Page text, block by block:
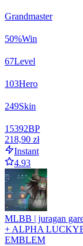
Grandmaster
50%Win
67Level
103Hero
249Skin
15392BP
218,90 zł
Instant
4.93
MLBB | juragan
+ ALPHA
EMBLEM